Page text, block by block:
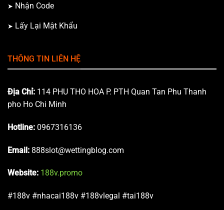
Nhận Code
Lấy Lại Mật Khẩu
THÔNG TIN LIÊN HỆ
Địa Chỉ: 114 PHU THO HOA P. PTH Quan Tan Phu Thanh
pho Ho Chi Minh
Hotline: 0967316136
Email: 888slot@wettingblog.com
Website: 188v.promo
#188v #nhacai188v #188vlegal #tai188v